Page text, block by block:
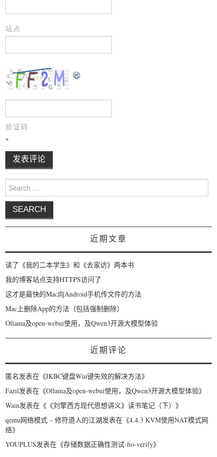
站点
验证码
*
Search for:
近期文章
读了《我的二本学生》和《去家访》两本书
我的博客站点支持HTTPS访问了
这才是最快的Mac向Android手机传文件的方法
Mac上删除App的方法（包括强制删除）
Ollama及open-webui使用，及Qwen3开源大模型体验
近期评论
匿名发表在《IKBC键盘Win键失效的解决方法》
Fazil发表在《Ollama及open-webui使用，及Qwen3开源大模型体验》
Wain发表在《 《刘擎西方现代思想讲义》读书笔记（下）》
qemu网络模式 – 修符道人的江湖发表在《4.4.3 KVM使用NAT模式网
络》
YOUPLUS发表在《存储数据正确性测试-fio-verify》